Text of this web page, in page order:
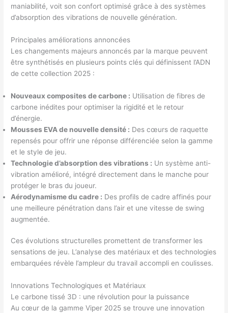
maniabilité, voit son confort optimisé grâce à des systèmes
d’absorption des vibrations de nouvelle génération.
Principales améliorations annoncées
Les changements majeurs annoncés par la marque peuvent
être synthétisés en plusieurs points clés qui définissent l’ADN
de cette collection 2025 :
Nouveaux composites de carbone : Utilisation de fibres de
carbone inédites pour optimiser la rigidité et le retour
d’énergie.
Mousses EVA de nouvelle densité : Des cœurs de raquette
repensés pour offrir une réponse différenciée selon la gamme
et le style de jeu.
Technologie d’absorption des vibrations : Un système anti-
vibration amélioré, intégré directement dans le manche pour
protéger le bras du joueur.
Aérodynamisme du cadre : Des profils de cadre affinés pour
une meilleure pénétration dans l’air et une vitesse de swing
augmentée.
Ces évolutions structurelles promettent de transformer les
sensations de jeu. L’analyse des matériaux et des technologies
embarquées révèle l’ampleur du travail accompli en coulisses.
Innovations Technologiques et Matériaux
Le carbone tissé 3D : une révolution pour la puissance
Au cœur de la gamme Viper 2025 se trouve une innovation